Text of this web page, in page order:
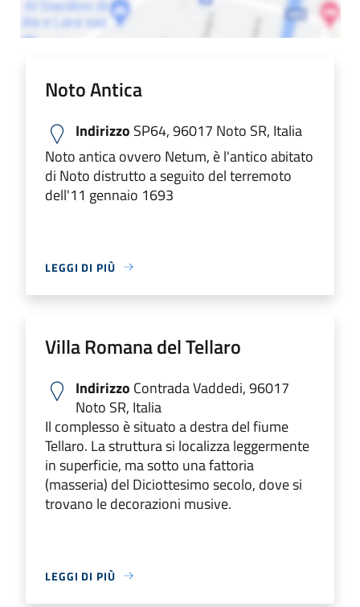
Noto Antica
Indirizzo SP64, 96017 Noto SR, Italia
Noto antica ovvero Netum, è l'antico abitato
di Noto distrutto a seguito del terremoto
dell'11 gennaio 1693
LEGGI DI PIÙ
Villa Romana del Tellaro
Indirizzo Contrada Vaddedi, 96017
Noto SR, Italia
Il complesso è situato a destra del fiume
Tellaro. La struttura si localizza leggermente
in superficie, ma sotto una fattoria
(masseria) del Diciottesimo secolo, dove si
trovano le decorazioni musive.
LEGGI DI PIÙ